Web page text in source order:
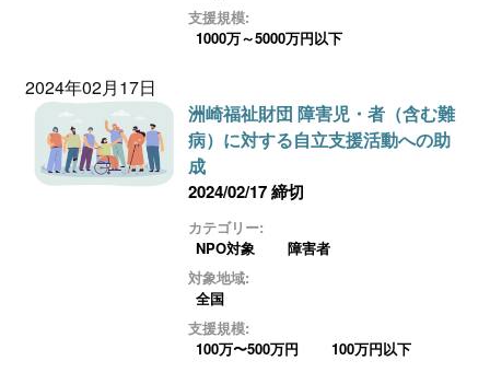
支援規模:
1000万～5000万円以下
2024年02月17日
洲崎福祉財団 障害児・者（含む難
病）に対する自立支援活動への助
成
2024/02/17 締切
カテゴリー:
NPO対象
障害者
対象地域:
全国
支援規模:
100万〜500万円
100万円以下